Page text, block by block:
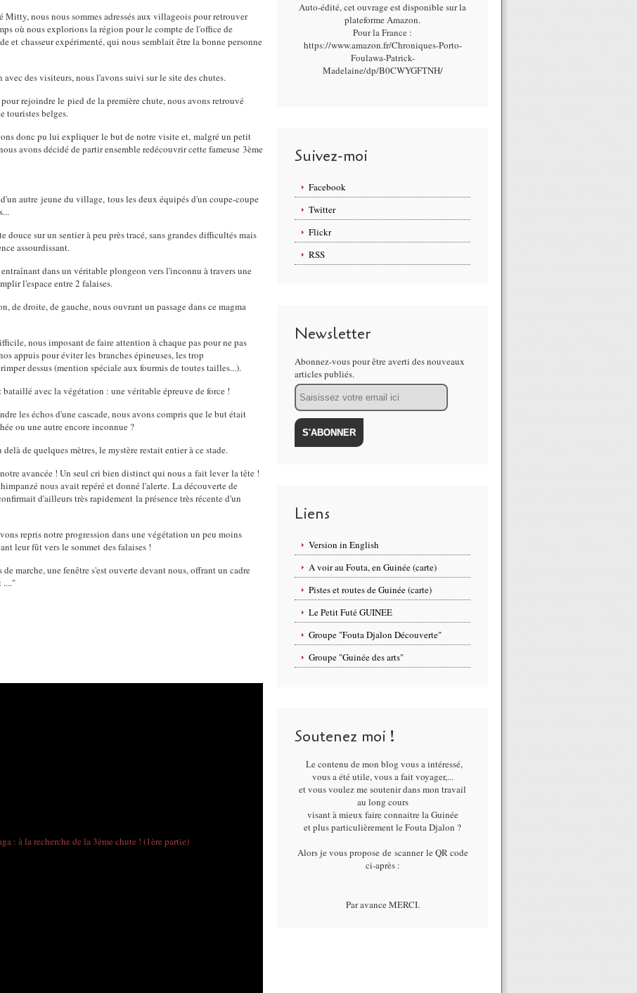
nous nous sommes adressés aux villageois pour retrouver
où nous explorions la région pour le compte de l'office de
et chasseur expérimenté, qui nous semblait être la bonne personne
des visiteurs, nous l'avons suivi sur le site des chutes.
rejoindre le pied de la première chute, nous avons retrouvé
touristes belges.
donc pu lui expliquer le but de notre visite et, malgré un petit
avons décidé de partir ensemble redécouvrir cette fameuse 3ème
autre jeune du village, tous les deux équipés d'un coupe-coupe
douce sur un sentier à peu près tracé, sans grandes difficultés mais
assourdissant.
dans un véritable plongeon vers l'inconnu à travers une
l'espace entre 2 falaises.
de droite, de gauche, nous ouvrant un passage dans ce magma
nous imposant de faire attention à chaque pas pour ne pas
appuis pour éviter les branches épineuses, les trop
dessus (mention spéciale aux fourmis de toutes tailles...).
avec la végétation : une véritable épreuve de force !
les échos d'une cascade, nous avons compris que le but était
ou une autre encore inconnue ?
de quelques mètres, le mystère restait entier à ce stade.
avancée ! Un seul cri bien distinct qui nous a fait lever la tête !
nous avait repéré et donné l'alerte. La découverte de
d'ailleurs très rapidement la présence très récente d'un
repris notre progression dans une végétation un peu moins
leur fût vers le sommet des falaises !
marche, une fenêtre s'est ouverte devant nous, offrant un cadre
...."
Auto-édité, cet ouvrage est disponible sur la
plateforme Amazon.
Pour la France :
https://www.amazon.fr/Chroniques-Porto-
Foulawa-Patrick-
Madelaine/dp/B0CWYGFTNH/
Suivez-moi
Facebook
Twitter
Flickr
RSS
Newsletter
Abonnez-vous pour être averti des nouveaux
articles publiés.
Email
Liens
Version in English
A voir au Fouta, en Guinée (carte)
Pistes et routes de Guinée (carte)
Le Petit Futé GUINEE
Groupe "Fouta Djalon Découverte"
Groupe "Guinée des arts"
Soutenez moi !
Le contenu de mon blog vous a intéressé,
vous a été utile, vous a fait voyager,...
et vous voulez me soutenir dans mon travail
au long cours
visant à mieux faire connaitre la Guinée
et plus particulièrement le Fouta Djalon ?
Alors je vous propose de scanner le QR code
ci-après :
Par avance MERCI.